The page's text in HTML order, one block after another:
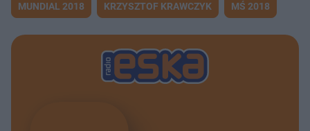
MUNDIAL 2018 KRZYSZTOF KRAWCZYK MŚ 2018